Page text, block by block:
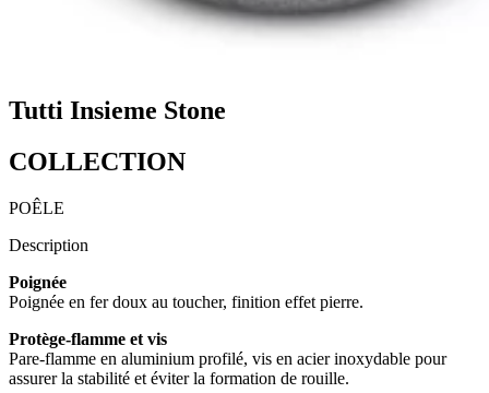
Tutti Insieme Stone
COLLECTION
POÊLE
Description
Poignée
Poignée en fer doux au toucher, finition effet pierre.
Protège-flamme et vis
Pare-flamme en aluminium profilé, vis en acier inoxydable pour
assurer la stabilité et éviter la formation de rouille.